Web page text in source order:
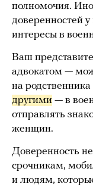
полномочия.
доверенностей у
интересы в
Ваш
адвокатом —
на родственника
другими — в
отправлять
женщин.
Доверенность
срочникам,
и людям,